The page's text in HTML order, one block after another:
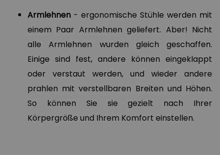
Armlehnen - ergonomische Stühle werden mit
einem Paar Armlehnen geliefert. Aber! Nicht
alle Armlehnen wurden gleich geschaffen.
Einige sind fest, andere können eingeklappt
oder verstaut werden, und wieder andere
prahlen mit verstellbaren Breiten und Höhen.
So können Sie sie gezielt nach Ihrer
Körpergröße und Ihrem Komfort einstellen.